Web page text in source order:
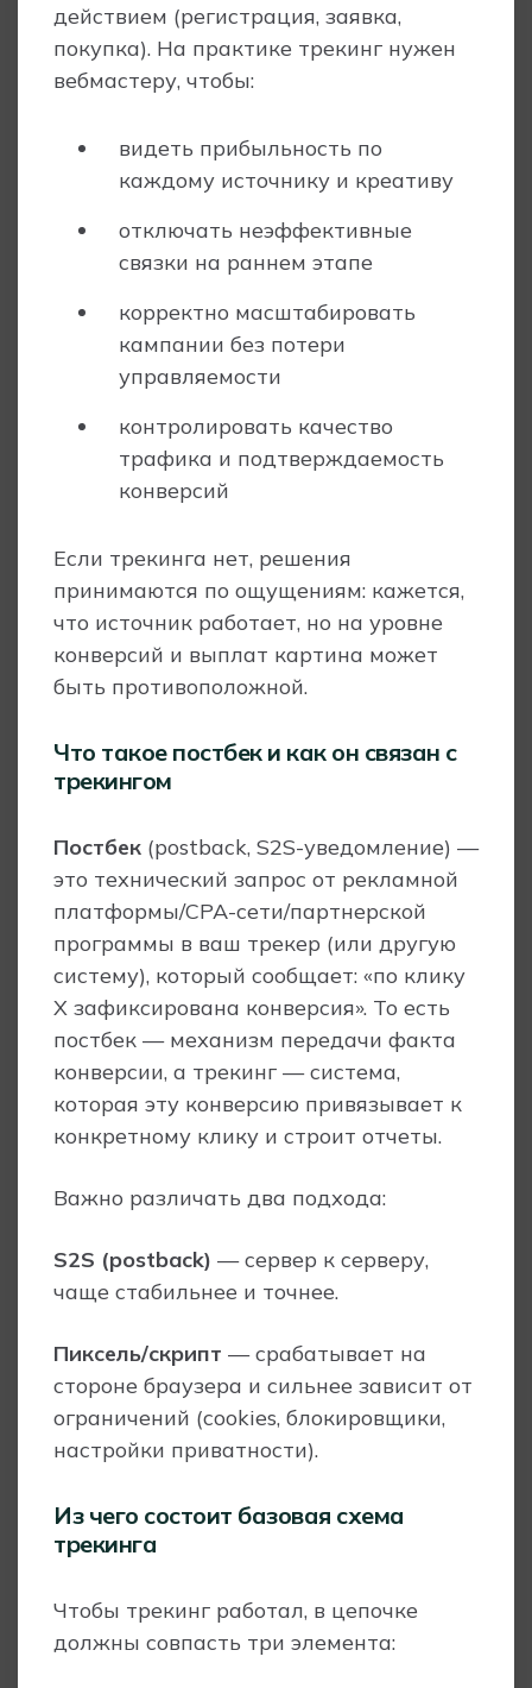
действием (регистрация, заявка,
покупка). На практике трекинг нужен
вебмастеру, чтобы:
видеть прибыльность по
каждому источнику и креативу
отключать неэффективные
связки на раннем этапе
корректно масштабировать
кампании без потери
управляемости
контролировать качество
трафика и подтверждаемость
конверсий
Если трекинга нет, решения
принимаются по ощущениям: кажется,
что источник работает, но на уровне
конверсий и выплат картина может
быть противоположной.
Что такое постбек и как он связан с
трекингом
Постбек (postback, S2S-уведомление) —
это технический запрос от рекламной
платформы/CPA-сети/партнерской
программы в ваш трекер (или другую
систему), который сообщает: «по клику
X зафиксирована конверсия». То есть
постбек — механизм передачи факта
конверсии, а трекинг — система,
которая эту конверсию привязывает к
конкретному клику и строит отчеты.
Важно различать два подхода:
S2S (postback) — сервер к серверу,
чаще стабильнее и точнее.
Пиксель/скрипт — срабатывает на
стороне браузера и сильнее зависит от
ограничений (cookies, блокировщики,
настройки приватности).
Из чего состоит базовая схема
трекинга
Чтобы трекинг работал, в цепочке
должны совпасть три элемента: